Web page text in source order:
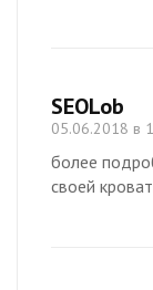
SEOLob
05.06.2018 в
более
своей